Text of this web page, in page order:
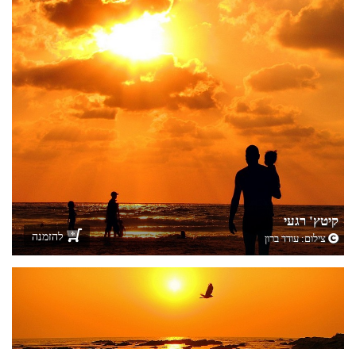
קיטץ' רגעי
צילום:עודד ברון להזמנה